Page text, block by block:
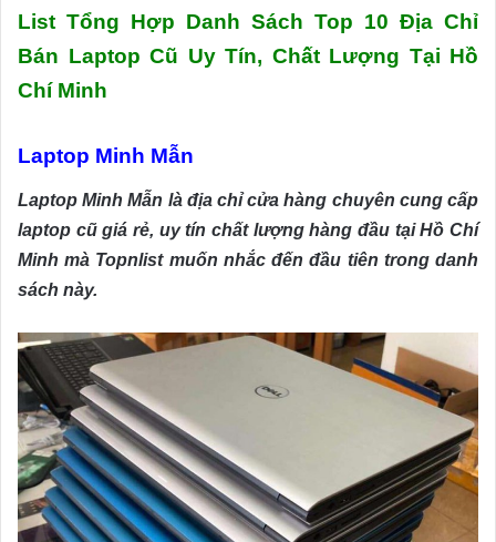
List Tổng Hợp Danh Sách Top 10 Địa Chỉ
Bán Laptop Cũ Uy Tín, Chất Lượng Tại Hồ
Chí Minh
Laptop Minh Mẫn
Laptop Minh Mẫn là địa chỉ cửa hàng chuyên cung cấp
laptop cũ giá rẻ, uy tín chất lượng hàng đầu tại Hồ Chí
Minh mà Topnlist muốn nhắc đến đầu tiên trong danh
sách này.